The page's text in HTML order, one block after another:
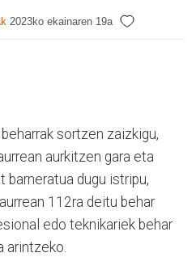
2023ko ekainaren 19a
sortzen zaizkigu,
aurkitzen gara eta
barneratua dugu istripu,
112ra deitu behar
edo teknikariek behar
arintzeko.